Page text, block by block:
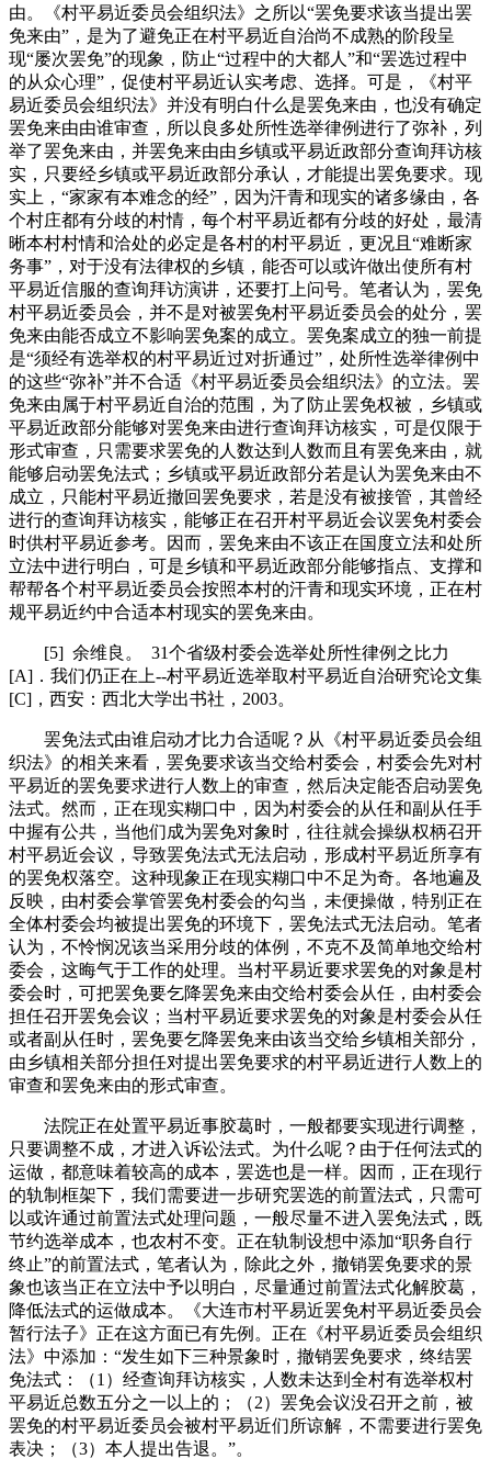
由。《村平易近委员会组织法》之所以“罢免要求该当提出罢
免来由”，是为了避免正在村平易近自治尚不成熟的阶段呈
现“屡次罢免”的现象，防止“过程中的大都人”和“罢选过程中
的从众心理”，促使村平易近认实考虑、选择。可是，《村平
易近委员会组织法》并没有明白什么是罢免来由，也没有确定
罢免来由由谁审查，所以良多处所性选举律例进行了弥补，列
举了罢免来由，并罢免来由由乡镇或平易近政部分查询拜访核
实，只要经乡镇或平易近政部分承认，才能提出罢免要求。现
实上，“家家有本难念的经”，因为汗青和现实的诸多缘由，各
个村庄都有分歧的村情，每个村平易近都有分歧的好处，最清
晰本村村情和洽处的必定是各村的村平易近，更况且“难断家
务事”，对于没有法律权的乡镇，能否可以或许做出使所有村
平易近信服的查询拜访演讲，还要打上问号。笔者认为，罢免
村平易近委员会，并不是对被罢免村平易近委员会的处分，罢
免来由能否成立不影响罢免案的成立。罢免案成立的独一前提
是“须经有选举权的村平易近过对折通过”，处所性选举律例中
的这些“弥补”并不合适《村平易近委员会组织法》的立法。罢
免来由属于村平易近自治的范围，为了防止罢免权被，乡镇或
平易近政部分能够对罢免来由进行查询拜访核实，可是仅限于
形式审查，只需要求罢免的人数达到人数而且有罢免来由，就
能够启动罢免法式；乡镇或平易近政部分若是认为罢免来由不
成立，只能村平易近撤回罢免要求，若是没有被接管，其曾经
进行的查询拜访核实，能够正在召开村平易近会议罢免村委会
时供村平易近参考。因而，罢免来由不该正在国度立法和处所
立法中进行明白，可是乡镇和平易近政部分能够指点、支撑和
帮帮各个村平易近委员会按照本村的汗青和现实环境，正在村
规平易近约中合适本村现实的罢免来由。
[5] 余维良。 31个省级村委会选举处所性律例之比力
[A]．我们仍正在上--村平易近选举取村平易近自治研究论文集
[C]，西安：西北大学出书社，2003。
罢免法式由谁启动才比力合适呢？从《村平易近委员会组
织法》的相关来看，罢免要求该当交给村委会，村委会先对村
平易近的罢免要求进行人数上的审查，然后决定能否启动罢免
法式。然而，正在现实糊口中，因为村委会的从任和副从任手
中握有公共，当他们成为罢免对象时，往往就会操纵权柄召开
村平易近会议，导致罢免法式无法启动，形成村平易近所享有
的罢免权落空。这种现象正在现实糊口中不足为奇。各地遍及
反映，由村委会掌管罢免村委会的勾当，未便操做，特别正在
全体村委会均被提出罢免的环境下，罢免法式无法启动。笔者
认为，不怜悯况该当采用分歧的体例，不克不及简单地交给村
委会，这晦气于工作的处理。当村平易近要求罢免的对象是村
委会时，可把罢免要乞降罢免来由交给村委会从任，由村委会
担任召开罢免会议；当村平易近要求罢免的对象是村委会从任
或者副从任时，罢免要乞降罢免来由该当交给乡镇相关部分，
由乡镇相关部分担任对提出罢免要求的村平易近进行人数上的
审查和罢免来由的形式审查。
法院正在处置平易近事胶葛时，一般都要实现进行调整，
只要调整不成，才进入诉讼法式。为什么呢？由于任何法式的
运做，都意味着较高的成本，罢选也是一样。因而，正在现行
的轨制框架下，我们需要进一步研究罢选的前置法式，只需可
以或许通过前置法式处理问题，一般尽量不进入罢免法式，既
节约选举成本，也农村不变。正在轨制设想中添加“职务自行
终止”的前置法式，笔者认为，除此之外，撤销罢免要求的景
象也该当正在立法中予以明白，尽量通过前置法式化解胶葛，
降低法式的运做成本。《大连市村平易近罢免村平易近委员会
暂行法子》正在这方面已有先例。正在《村平易近委员会组织
法》中添加：“发生如下三种景象时，撤销罢免要求，终结罢
免法式：（1）经查询拜访核实，人数未达到全村有选举权村
平易近总数五分之一以上的；（2）罢免会议没召开之前，被
罢免的村平易近委员会被村平易近们所谅解，不需要进行罢免
表决；（3）本人提出告退。”。